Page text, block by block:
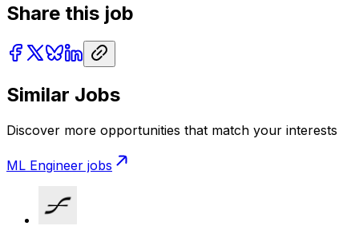
Share this job
Similar Jobs
Discover more opportunities that match your interests
ML Engineer jobs